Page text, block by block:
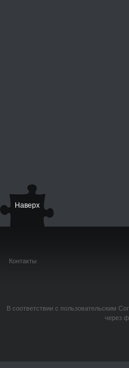
Наверх
Контакты
В соответствии с пользовательским
через